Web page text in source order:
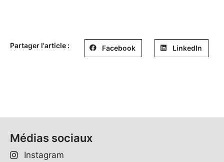
Partager l'article : Facebook LinkedIn
Médias sociaux
Instagram